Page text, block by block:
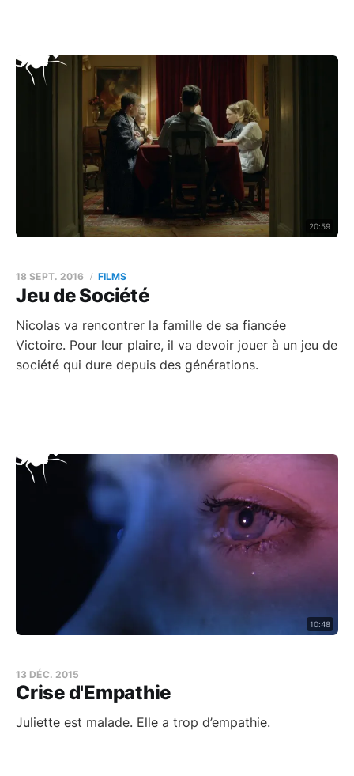
20:59
Jeu de Société
18 SEPT. 2016 FILMS
Nicolas va rencontrer la famille de sa fiancée
Victoire. Pour leur plaire, il va devoir jouer à un jeu de
société qui dure depuis des générations.
10:48
Crise d'Empathie
13 DÉC. 2015
Juliette est malade. Elle a trop d’empathie.